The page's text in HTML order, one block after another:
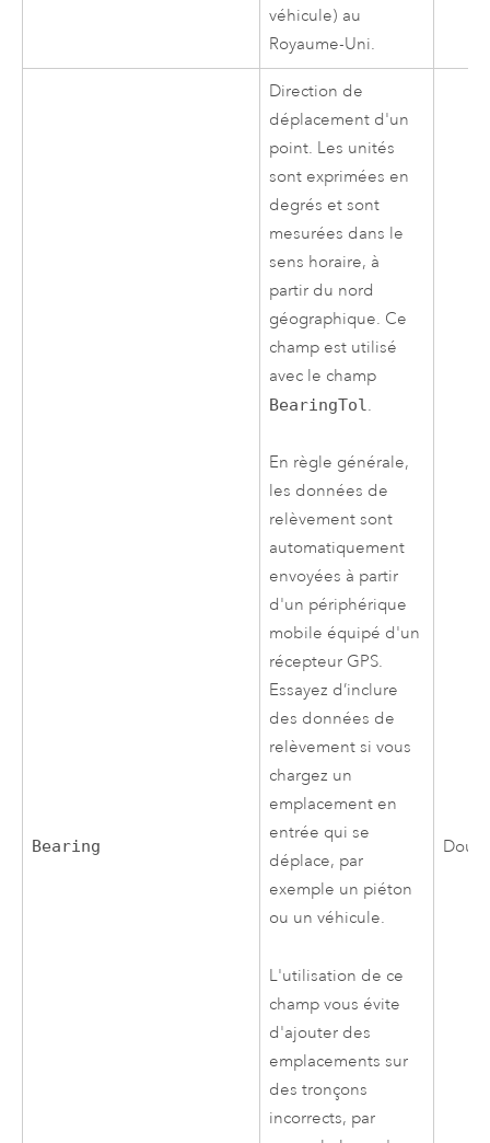
véhicule) au
Royaume-Uni.
Bearing
Direction de
déplacement d'un
point. Les unités
sont exprimées en
degrés et sont
mesurées dans le
sens horaire, à
partir du nord
géographique. Ce
champ est utilisé
avec le champ
BearingTol.
En règle générale,
les données de
relèvement sont
automatiquement
envoyées à partir
d'un périphérique
mobile équipé d'un
récepteur GPS.
Essayez d’inclure
des données de
relèvement si vous
chargez un
emplacement en
entrée qui se
déplace, par
exemple un piéton
ou un véhicule.
L'utilisation de ce
champ vous évite
d'ajouter des
emplacements sur
des tronçons
incorrects, par